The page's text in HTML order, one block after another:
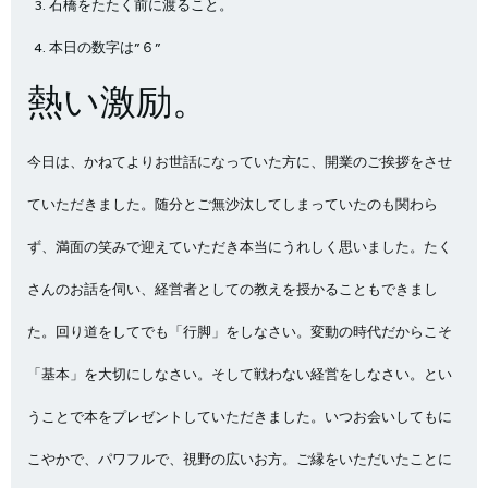
石橋をたたく前に渡ること。
本日の数字は”６”
熱い激励。
今日は、かねてよりお世話になっていた方に、開業のご挨拶をさせ
ていただきました。随分とご無沙汰してしまっていたのも関わら
ず、満面の笑みで迎えていただき本当にうれしく思いました。たく
さんのお話を伺い、経営者としての教えを授かることもできまし
た。回り道をしてでも「行脚」をしなさい。変動の時代だからこそ
「基本」を大切にしなさい。そして戦わない経営をしなさい。とい
うことで本をプレゼントしていただきました。いつお会いしてもに
こやかで、パワフルで、視野の広いお方。ご縁をいただいたことに